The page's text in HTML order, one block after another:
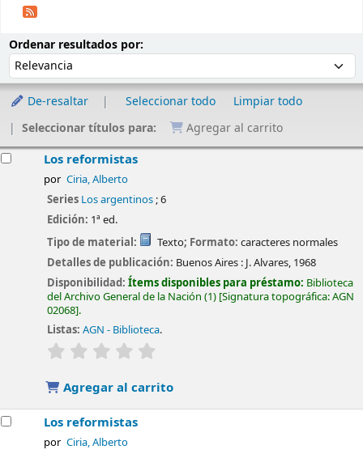
Ordenar resultados por:
De-resaltar Seleccionar todo
Limpiar todo
Seleccionar títulos para:
Agregar al carrito
Los reformistas
por Ciria, Alberto
Series Los argentinos; 6
Edición: 1ª ed.
Tipo de material:
Texto; Formato: caracteres normales
Detalles de publicación: Buenos Aires : J. Alvares, 1968
Disponibilidad:Ítems disponibles para préstamo: Biblioteca
del Archivo General de la Nación (1) Signatura topográfica:AGN
02068 .
Listas: AGN - Biblioteca.
valoración
Agregar al carrito
Los reformistas
por Ciria, Alberto